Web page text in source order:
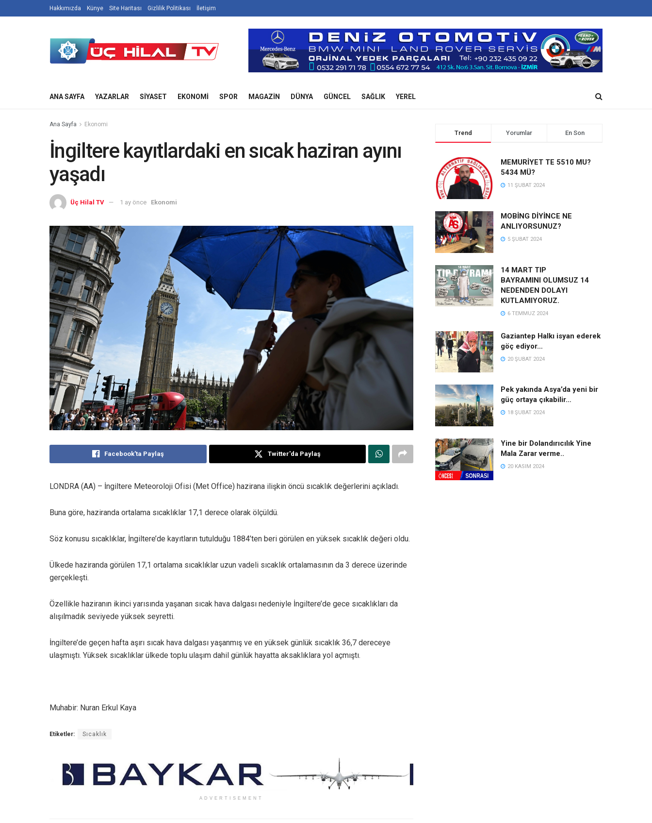
Hakkımızda Künye Site Haritası Gizlilik Politikası İletişim
ANA SAYFA YAZARLAR SIYASET EKONOMI SPOR MAGAZIN DÜNYA GÜNCEL SAĞLIK YEREL
Ana Sayfa Ekonomi
İngiltere kayıtlardaki en sıcak haziran ayını
yaşadı
Üç Hilal TV 1 ay önce Ekonomi
Facebook'ta Paylaş Twitter'da Paylaş
LONDRA (AA) – İngiltere Meteoroloji Ofisi (Met Office) hazirana ilişkin öncü sıcaklık değerlerini açıkladı.
Buna göre, haziranda ortalama sıcaklıklar 17,1 derece olarak ölçüldü.
Söz konusu sıcaklıklar, İngiltere’de kayıtların tutulduğu 1884’ten beri görülen en yüksek sıcaklık değeri oldu.
Ülkede haziranda görülen 17,1 ortalama sıcaklıklar uzun vadeli sıcaklık ortalamasının da 3 derece üzerinde
gerçekleşti.
Özellikle haziranın ikinci yarısında yaşanan sıcak hava dalgası nedeniyle İngiltere’de gece sıcaklıkları da
alışılmadık seviyede yüksek seyretti.
İngiltere’de geçen hafta aşırı sıcak hava dalgası yaşanmış ve en yüksek günlük sıcaklık 36,7 dereceye
ulaşmıştı. Yüksek sıcaklıklar ülkede toplu ulaşım dahil günlük hayatta aksaklıklara yol açmıştı.
Muhabir: Nuran Erkul Kaya
Etiketler: Sıcaklık
ADVERTISEMENT
Trend Yorumlar En Son
MEMURİYET TE 5510 MU?
5434 MÜ?
11 ŞUBAT 2024
MOBİNG DİYİNCE NE
ANLIYORSUNUZ?
5 ŞUBAT 2024
14 MART TIP
BAYRAMINI OLUMSUZ 14
NEDENDEN DOLAYI
KUTLAMIYORUZ.
6 TEMMUZ 2024
Gaziantep Halkı isyan ederek
göç ediyor…
20 ŞUBAT 2024
Pek yakında Asya’da yeni bir
güç ortaya çıkabilir…
18 ŞUBAT 2024
Yine bir Dolandırıcılık Yine
Mala Zarar verme..
20 KASIM 2024